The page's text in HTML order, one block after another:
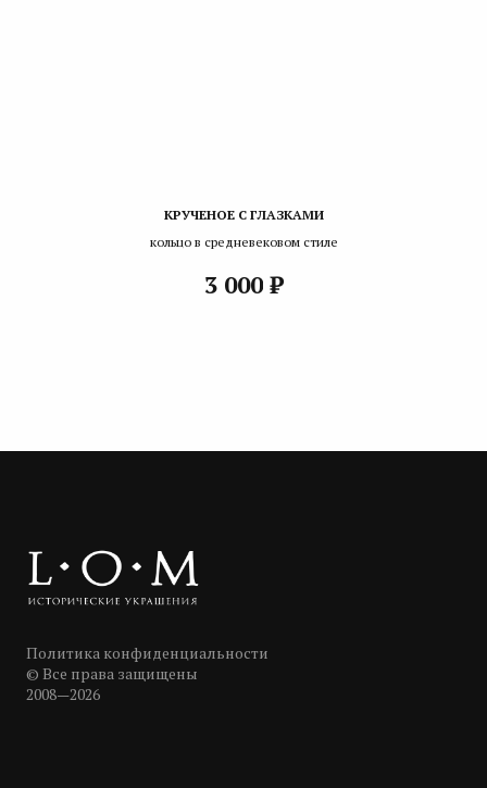
КРУЧЕНОЕ С ГЛАЗКАМИ
кольцо в средневековом стиле
3 000 ₽
Политика конфиденциальности
© Все права защищены
2008—2026